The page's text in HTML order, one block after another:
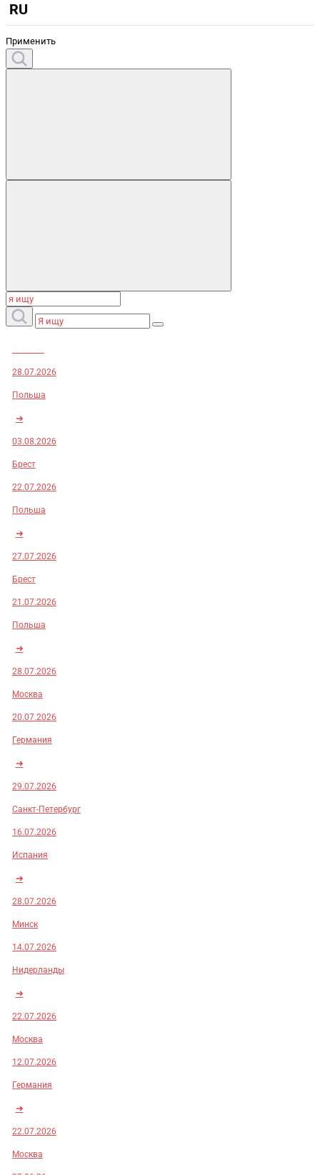
RU
Применить
28.07.2026
Польша
➜
03.08.2026
Брест
22.07.2026
Польша
➜
27.07.2026
Брест
21.07.2026
Польша
➜
28.07.2026
Москва
20.07.2026
Германия
➜
29.07.2026
Санкт-Петербург
16.07.2026
Испания
➜
28.07.2026
Минск
14.07.2026
Нидерланды
➜
22.07.2026
Москва
12.07.2026
Германия
➜
22.07.2026
Москва